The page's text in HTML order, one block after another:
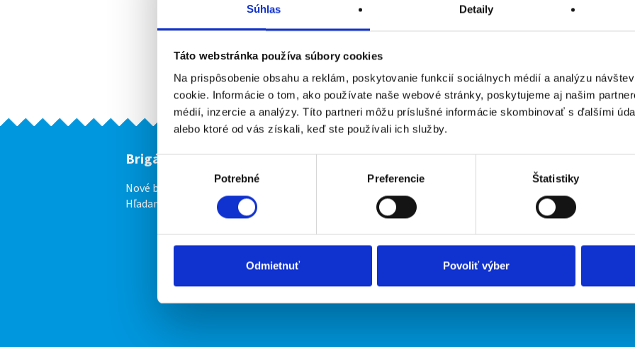
Súhlas Detaily
Táto webstránka používa súbory cookies
Na prispôsobenie obsahu a reklám, poskytovanie funkcií sociálnych médií a analýzu
cookie. Informácie o tom, ako používate naše webové stránky, poskytujeme aj našim
médií, inzercie a analýzy. Títo partneri môžu príslušné informácie skombinovať s ďalšími
alebo ktoré od vás získali, keď ste používali ich služby.
Výber
Potrebné Preferencie Štatistiky
Odmietnuť Povoliť výber
Brigádnici
Nové brigády
Hľadané brigády
Firmy O portáli
Podmienky
Upraviť predvoľby cookies
Zásady ochrany osobných